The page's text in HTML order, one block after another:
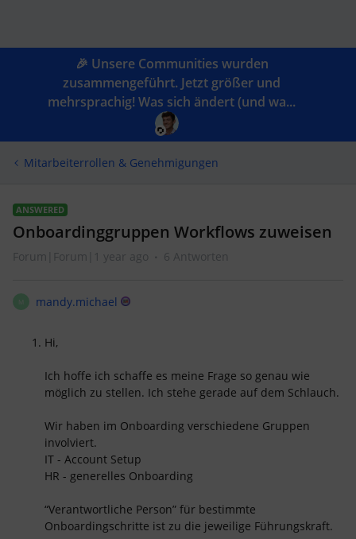
🎉 Unsere Communities wurden
zusammengeführt. Jetzt größer und
mehrsprachig! Was sich ändert (und wa...
Mitarbeiterrollen & Genehmigungen
ANSWERED
Onboardinggruppen Workflows zuweisen
Forum|Forum|1 year ago 6 Antworten
M mandy.michael
Hi,
Ich hoffe ich schaffe es meine Frage so genau wie
möglich zu stellen. Ich stehe gerade auf dem Schlauch.
Wir haben im Onboarding verschiedene Gruppen
involviert.
IT - Account Setup
HR - generelles Onboarding
“Verantwortliche Person” für bestimmte
Onboardingschritte ist zu die jeweilige Führungskraft.